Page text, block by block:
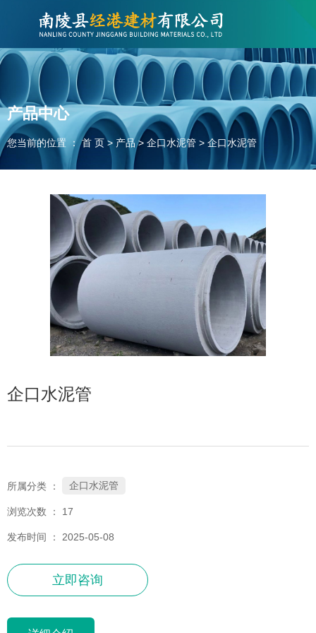
欢迎访问南陵县经港建材有限公司网站！
联系电话：400-000-XXXX
产品中心
您当前的位置 ： 首 页> 产品 > 企口水泥管 > 企口水泥管
企口水泥管
所属分类 ： 企口水泥管
浏览次数 ： 17
发布时间 ： 2025-05-08
立即咨询